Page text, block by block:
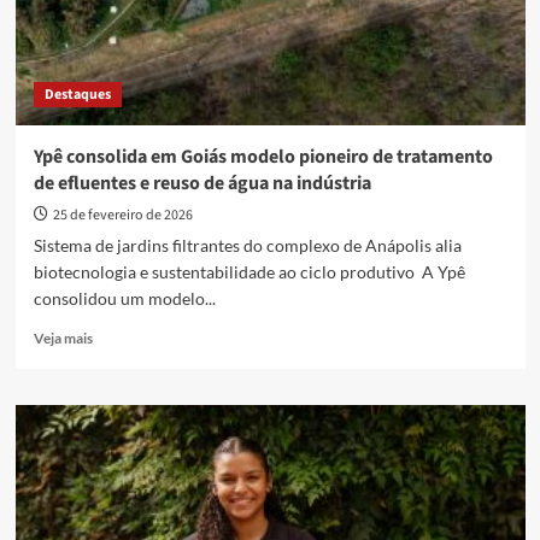
Destaques
Ypê consolida em Goiás modelo pioneiro de tratamento
de efluentes e reuso de água na indústria
25 de fevereiro de 2026
Sistema de jardins filtrantes do complexo de Anápolis alia
biotecnologia e sustentabilidade ao ciclo produtivo A Ypê
consolidou um modelo...
Veja maisRead
Ypê
consolida
em
Goiás
modelo
pioneiro